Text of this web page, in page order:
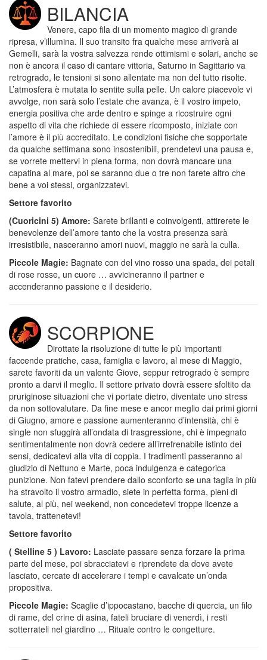
BILANCIA
Venere, capo fila di un momento magico di grande
ripresa, v’illumina. Il suo transito fra qualche mese arriverà ai
Gemelli, sarà la vostra salvezza rende ottimismi e solari, anche se
non è ancora il caso di cantare vittoria, Saturno in Sagittario va
retrogrado, le tensioni si sono allentate ma non del tutto risolte.
L’atmosfera è mutata lo sentite sulla pelle. Un calore piacevole vi
avvolge, non sarà solo l’estate che avanza, è il vostro impeto,
energia positiva che arde dentro e spinge a ricostruire ogni
aspetto di vita che richiede di essere ricomposto, iniziate con
l’amore è il più accreditato. Le condizioni fisiche che sopportate
da qualche settimana sono insostenibili, prendetevi una pausa e,
se vorrete mettervi in piena forma, non dovrà mancare una
capatina al mare, poi se saranno due o tre non farete altro che
bene a voi stessi, organizzatevi.
Settore favorito
(Cuoricini 5) Amore: Sarete brillanti e coinvolgenti, attirerete le
benevolenze dell’amore tanto che la vostra presenza sarà
irresistibile, nasceranno amori nuovi, maggio ne sarà la culla.
Piccole Magie: Bagnate con del vino rosso una spada, dei petali
di rose rosse, un cuore … avvicineranno il partner e
accenderanno passione e il desiderio.
SCORPIONE
Dirottate la risoluzione di tutte le più importanti
faccende pratiche, casa, famiglia e lavoro, al mese di Maggio,
sarete favoriti da un valente Giove, seppur retrogrado è sempre
pronto a darvi il meglio. Il settore privato dovrà essere sfoltito da
pruriginose situazioni che vi portate dietro, diventate uno stress
da non sottovalutare. Da fine mese e ancor meglio dai primi giorni
di Giugno, amore e passione aumenteranno d’intensità, chi è
single non sfuggirà all’ondata di trasgressione, chi è impegnato
sentimentalmente non dovrà cedere all’irrefrenabile istinto dei
sensi, dedicatevi alla vita di coppia. I tradimenti passeranno al
giudizio di Nettuno e Marte, poca indulgenza e categorica
punizione. Non fatevi prendere dallo sconforto se una taglia in più
ha stravolto il vostro armadio, siete in perfetta forma, pieni di
salute, al più, nei weekend, non concedetevi troppe licenze a
tavola, trattenetevi!
Settore favorito
( Stelline 5 ) Lavoro: Lasciate passare senza forzare la prima
parte del mese, poi sbracciatevi e riprendete da dove avete
lasciato, cercate di accelerare i tempi e cavalcate un’onda
propositiva.
Piccole Magie: Scaglie d’ippocastano, bacche di quercia, un filo
di rame, del crine di asina, fateli bruciare di venerdì, i resti
sotterrateli nel giardino … Rituale contro le congetture.